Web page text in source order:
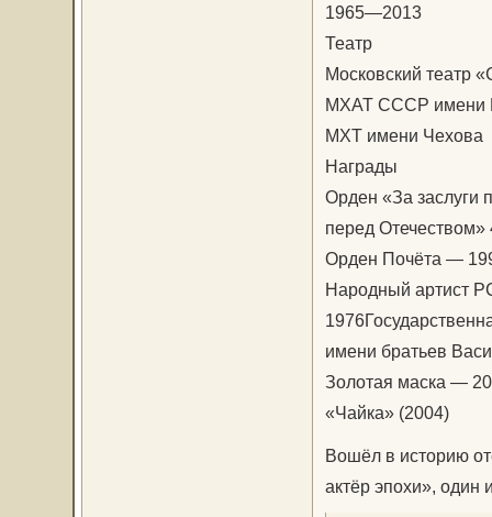
1965—2013
Театр
Московский театр
МХАТ СССР имени
МХТ имени Чехова
Награды
Орден «За заслуги
перед
Орден Почёта —
Народный артист
имени братьев
Золотая маска —
«Чайка» (2004)
Вошёл в историю
актёр эпохи», один